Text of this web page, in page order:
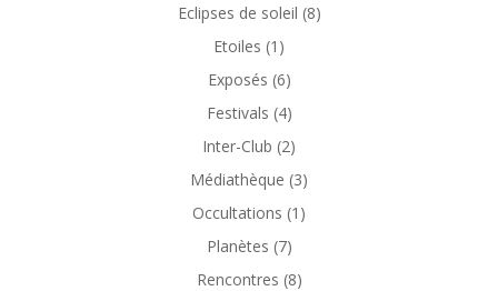
Eclipses de soleil (8)
Etoiles (1)
Exposés (6)
Festivals (4)
Inter-Club (2)
Médiathèque (3)
Occultations (1)
Planètes (7)
Rencontres (8)